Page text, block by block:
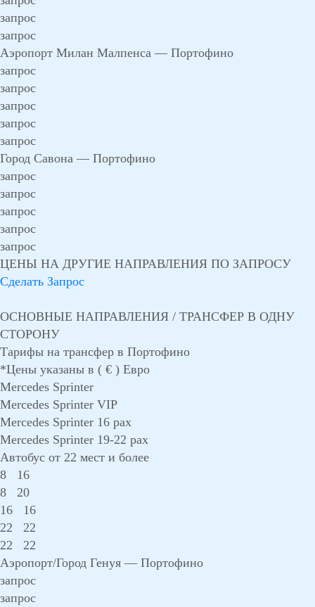
запрос
запрос
Аэропорт Милан Малпенса — Портофино
запрос
запрос
запрос
запрос
запрос
Город Савона — Портофино
запрос
запрос
запрос
запрос
запрос
ЦЕНЫ НА ДРУГИЕ НАПРАВЛЕНИЯ ПО ЗАПРОСУ
Сделать Запрос
ОСНОВНЫЕ НАПРАВЛЕНИЯ / ТРАНСФЕР В ОДНУ
СТОРОНУ
Тарифы на трансфер в Портофино
*Цены указаны в ( € ) Евро
Mercedes Sprinter
Mercedes Sprinter VIP
Mercedes Sprinter 16 pax
Mercedes Sprinter 19-22 pax
Автобус от 22 мест и более
8
16
8
20
16
16
22
22
22
22
Аэропорт/Город Генуя — Портофино
запрос
запрос